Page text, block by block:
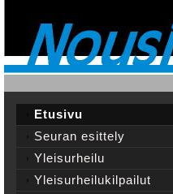
Etusivu
Seuran esittely
Yleisurheilu
Yleisurheilukilpailut